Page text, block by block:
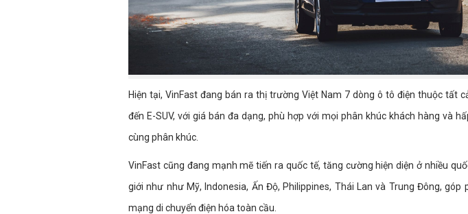
Hiện tại, VinFast đang bán ra thị trường Việt Nam 7 dòng ô tô điện thuộc tất
đến E-SUV, với giá bán đa dạng, phù hợp với mọi phân khúc khách hàng và
cùng phân khúc.
VinFast cũng đang mạnh mẽ tiến ra quốc tế, tăng cường hiện diện ở nhiều
giới như như Mỹ, Indonesia, Ấn Độ, Philippines, Thái Lan và Trung Đông, góp
mạng di chuyển điện hóa toàn cầu.